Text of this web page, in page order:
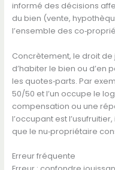
informé des décisions
du bien (vente,
l’ensemble des
Concrètement, le droit
d’habiter le bien ou d’en
les quotes‑parts. Par
50/50 et l’un occupe le
compensation ou une
l’occupant est
que le nu‑propriétaire
Erreur fréquente